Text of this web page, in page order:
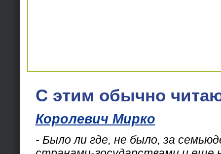
С этим обычно
Королевич Мирко
- Было ли где, не было, за